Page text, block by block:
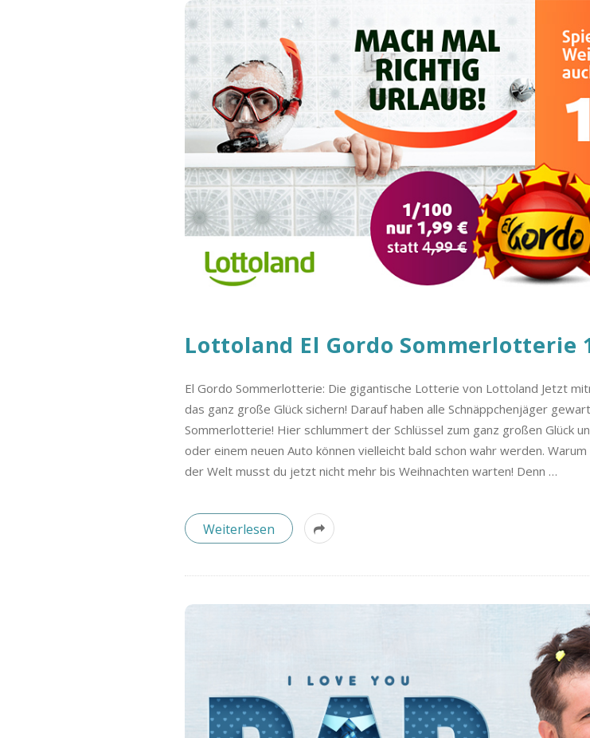
Lottoland El Gordo Sommerlotterie
El Gordo Sommerlotterie: Die gigantische Lotterie von Lottoland Jetzt
das ganz große Glück sichern! Darauf haben alle Schnäppchenjäger
Sommerlotterie! Hier schlummert der Schlüssel zum ganz großen Glück
oder einem neuen Auto können vielleicht bald schon wahr werden.
der Welt musst du jetzt nicht mehr bis Weihnachten warten! Denn …
Weiterlesen